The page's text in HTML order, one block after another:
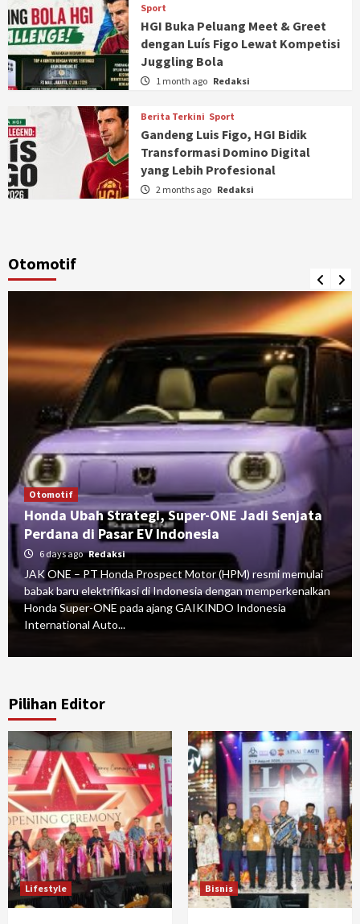
Sport
HGI Buka Peluang Meet & Greet
dengan Luís Figo Lewat Kompetisi
Juggling Bola
1 month ago Redaksi
Berita Terkini Sport
Gandeng Luis Figo, HGI Bidik
Transformasi Domino Digital
yang Lebih Profesional
2 months ago Redaksi
Otomotif
Otomotif
Honda Ubah Strategi, Super-ONE Jadi Senjata
Perdana di Pasar EV Indonesia
6 days ago Redaksi
JAK ONE – PT Honda Prospect Motor (HPM) resmi memulai
babak baru elektrifikasi di Indonesia dengan memperkenalkan
Honda Super-ONE pada ajang GAIKINDO Indonesia
International Auto...
Pilihan Editor
Lifestyle Bisnis